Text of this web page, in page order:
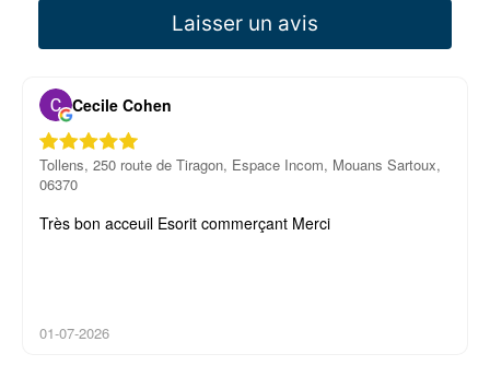
Laisser un avis
Cecile Cohen
Tollens, 250 route de Tiragon, Espace Incom, Mouans Sartoux,
06370
Très bon acceuil Esorit commerçant Merci
01-07-2026